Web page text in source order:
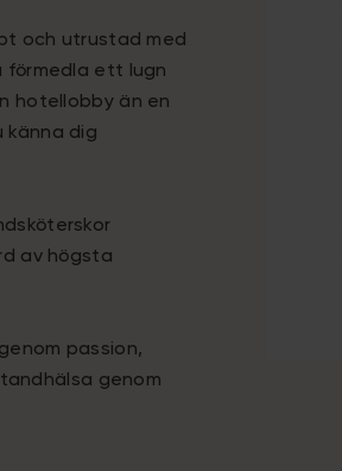
och utrustad med
förmedla ett lugn
hotellobby än en
känna dig
av högsta
passion,
genom